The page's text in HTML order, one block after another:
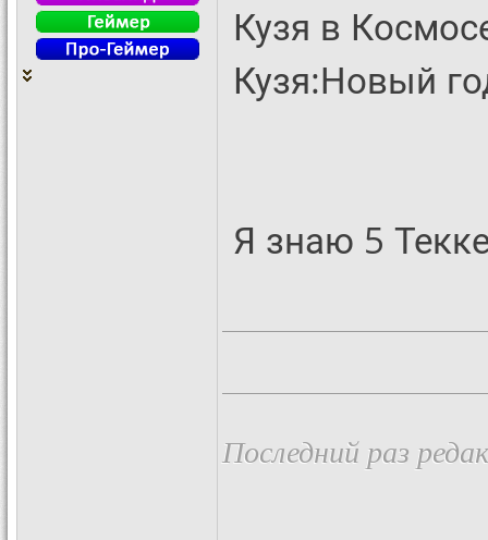
Кузя в
Кузя:Новый
Я знаю 5
Последний раз